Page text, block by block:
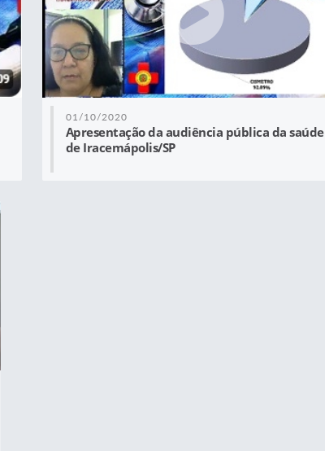
01/10/2020
Apresentação da audiência pública da saúde
de Iracemápolis/SP